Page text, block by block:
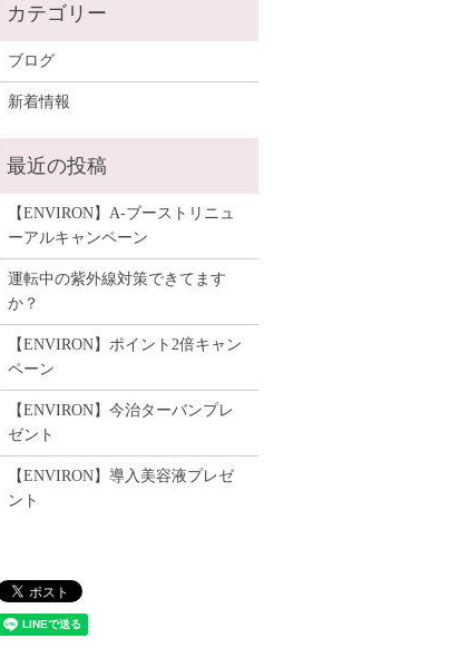
ブログ
新着情報
【ENVIRON】A-ブーストリニュ
ーアルキャンペーン
運転中の紫外線対策できてます
か？
【ENVIRON】ポイント2倍キャン
ペーン
【ENVIRON】今治ターバンプレ
ゼント
【ENVIRON】導入美容液プレゼ
ント